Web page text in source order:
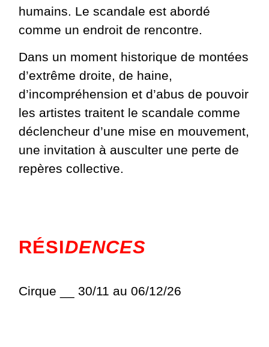
humains. Le scandale est abordé
comme un endroit de rencontre.
Dans un moment historique de montées
d’extrême droite, de haine,
d’incompréhension et d’abus de pouvoir
les artistes traitent le scandale comme
déclencheur d’une mise en mouvement,
une invitation à ausculter une perte de
repères collective.
RÉSIDENCES
Cirque __ 30/11 au 06/12/26